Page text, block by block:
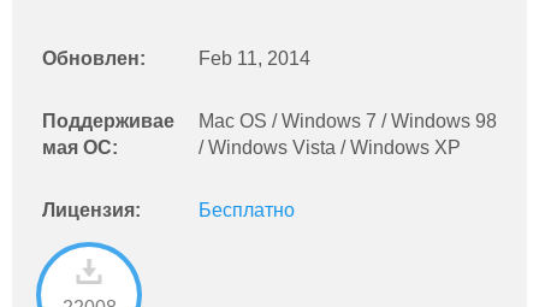
Обновлен: Feb 11, 2014
Поддерживае
мая ОС:
Mac OS / Windows 7 / Windows 98
/ Windows Vista / Windows XP
Лицензия: Бесплатно